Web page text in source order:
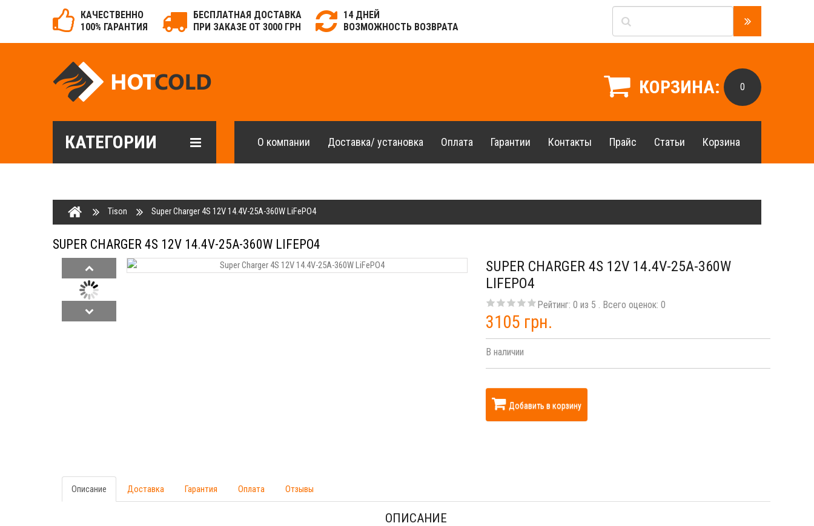
КАЧЕСТВЕННО
100% ГАРАНТИЯ
БЕСПЛАТНАЯ ДОСТАВКА
ПРИ ЗАКАЗЕ ОТ 3000 ГРН
14 ДНЕЙ
ВОЗМОЖНОСТЬ ВОЗВРАТА
КОРЗИНА: 0
КАТЕГОРИИ О компании Доставка/ установка Оплата Гарантии Контакты Прайс Статьи Корзина
Tison Super Charger 4S 12V 14.4V-25A-360W LiFePO4
SUPER CHARGER 4S 12V 14.4V-25A-360W LIFEPO4
SUPER CHARGER 4S 12V 14.4V-25A-360W
LIFEPO4
Рейтинг: 0 из 5 . Всего оценок: 0
3105 грн.
В наличии
Добавить в корзину
Описание Доставка Гарантия Оплата Отзывы
ОПИСАНИЕ